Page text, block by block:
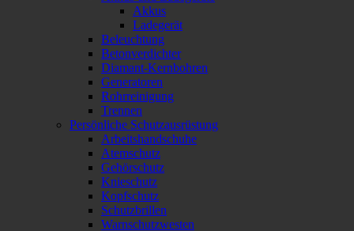
Akkus
Ladegerät
Beleuchtung
Betonverdichter
Diamant-Kernbohren
Generatoren
Rohrreinigung
Trennen
Persönliche Schutzausrüstung
Arbeitshandschuhe
Atemschutz
Gehörschutz
Knieschutz
Kopfschutz
Schutzbrillen
Warnschutzwesten